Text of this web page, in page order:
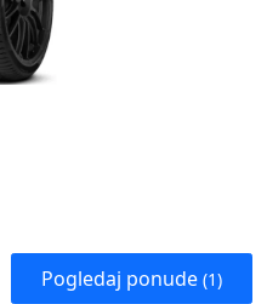
Pogledaj ponude (1)